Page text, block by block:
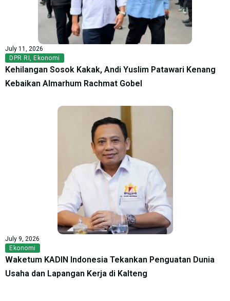
July 11, 2026
DPR RI , Ekonomi
Kehilangan Sosok Kakak, Andi Yuslim Patawari Kenang
Kebaikan Almarhum Rachmat Gobel
July 9, 2026
Ekonomi
Waketum KADIN Indonesia Tekankan Penguatan Dunia
Usaha dan Lapangan Kerja di Kalteng